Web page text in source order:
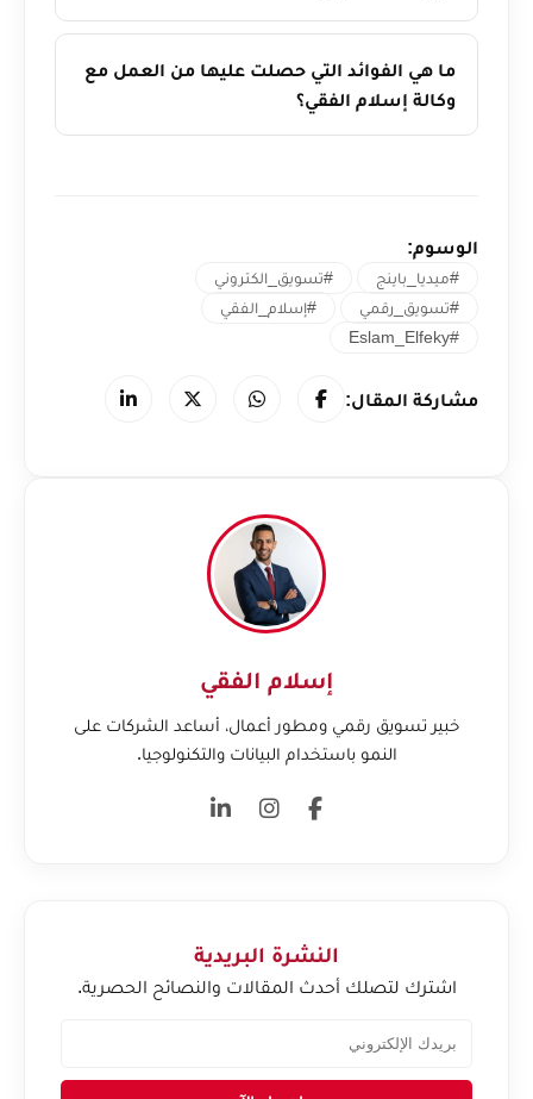
ما هي الفوائد التي حصلت عليها من العمل مع
وكالة إسلام الفقي؟
الوسوم:
#ميديا_باينج
#تسويق_الكتروني
#تسويق_رقمي
#إسلام_الفقي
#Eslam_Elfeky
مشاركة المقال:
إسلام الفقي
خبير تسويق رقمي ومطور أعمال، أساعد الشركات على
النمو باستخدام البيانات والتكنولوجيا.
النشرة البريدية
اشترك لتصلك أحدث المقالات والنصائح الحصرية.